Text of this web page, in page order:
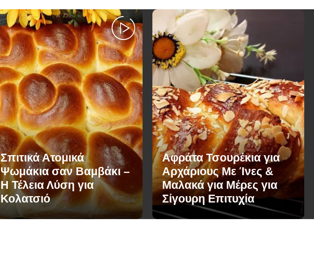
Σπιτικά Ατομικά
Ψωμάκια σαν Βαμβάκι –
Η Τέλεια Λύση για
Κολατσιό
Αφράτα Τσουρέκια για
Αρχάριους Με Ίνες &
Μαλακά για Μέρες για
Σίγουρη Επιτυχία